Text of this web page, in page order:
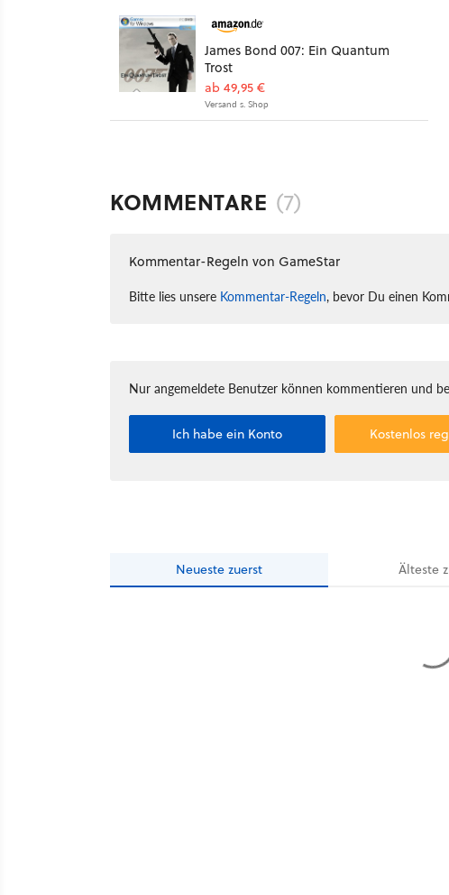
James Bond 007: Ein Quantum
Trost
ab 49,95 €
Versand s. Shop
KOMMENTARE (7)
Kommentar-Regeln von GameStar
Bitte lies unsere Kommentar-Regeln, bevor Du einen
Nur angemeldete Benutzer können kommentieren und
Ich habe ein Konto Kostenlos
Neueste zuerst Älteste